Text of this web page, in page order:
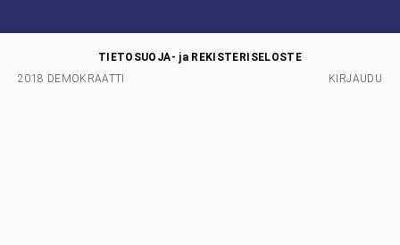
2018 DEMOKRAATTI
TIETOSUOJA- ja REKISTERISELOSTE
KIRJAUDU